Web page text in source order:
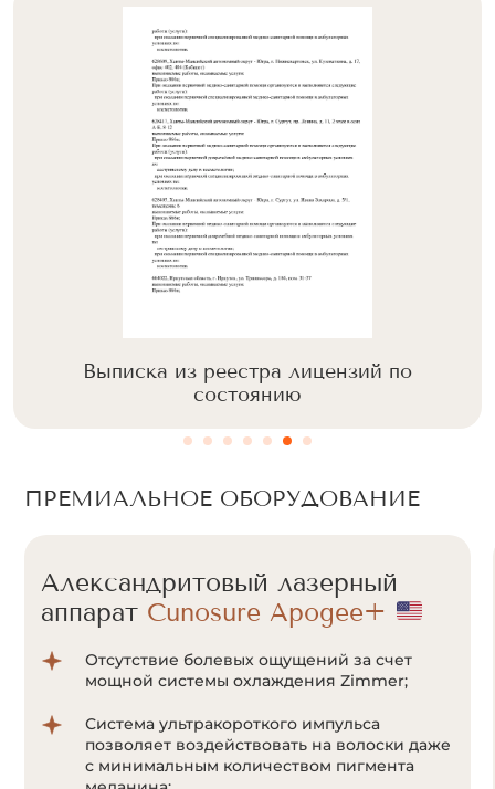
Выписка из реестра лицензий по
состоянию
ПРЕМИАЛЬНОЕ ОБОРУДОВАНИЕ
Александритовый лазерный
аппарат
Золотой стандарт эпиляции
Премиальное оборудование компании
Candela признано одним из лучших в мире
Скидка 30% на
александритовый и диодный
Оставьте заявку, мы перезвоним
и проконсультируем вас